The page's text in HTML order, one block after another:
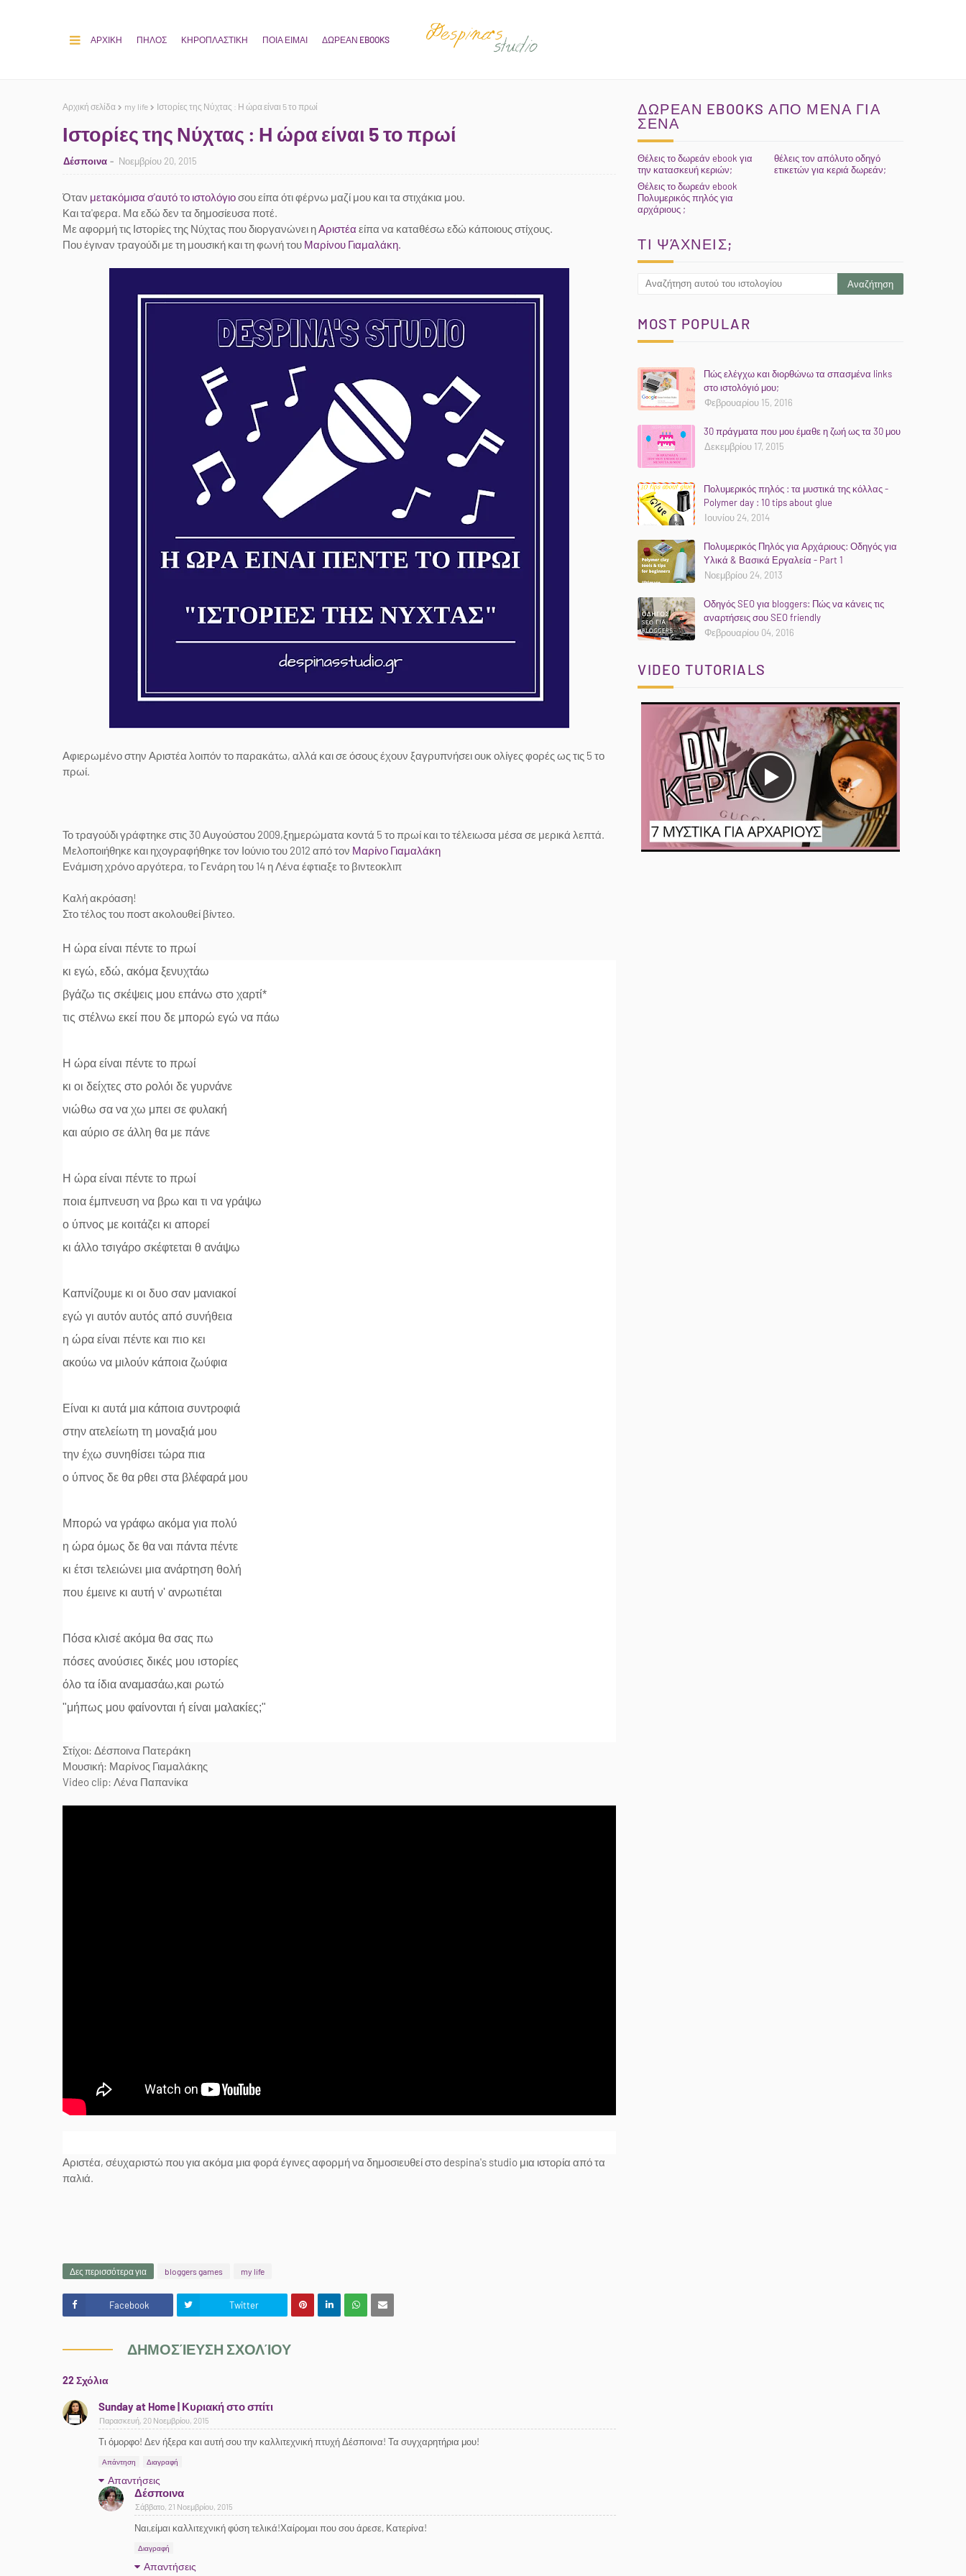
ΑΡΧΙΚΗ ΠΗΛΟΣ ΚΗΡΟΠΛΑΣΤΙΚΗ ΠΟΙΑ ΕΙΜΑΙ ΔΩΡΕΑΝ EBOOKS
Αρχική σελίδα my life Ιστορίες της Νύχτας : Η ώρα είναι 5 το πρωί
Ιστορίες της Νύχτας : Η ώρα είναι 5 το πρωί
Δέσποινα Νοεμβρίου 20, 2015
Όταν μετακόμισα σ'αυτό το ιστολόγιοσου είπα ότι φέρνω μαζί μου και τα στιχάκια μου.
Και τα'φερα. Μα εδώ δεν τα δημοσίευσα ποτέ.
Με αφορμή τις Ιστορίες της Νύχτας που διοργανώνει ηΑριστέα είπα να καταθέσω εδώ κάποιους στίχους.
Που έγιναν τραγούδι με τη μουσική και τη φωνή του Μαρίνου Γιαμαλάκη.
Αφιερωμένο στην Αριστέα λοιπόν το παρακάτω, αλλά και σε όσους έχουν ξαγρυπνήσει ουκ ολίγες φορές ως τις 5 το
πρωί.
Το τραγούδι γράφτηκε στις 30 Αυγούστου 2009,ξημερώματα κοντά 5 το πρωί και το τέλειωσα μέσα σε μερικά λεπτά.
Μελοποιήθηκε και ηχογραφήθηκε τον Ιούνιο του 2012 από τον Μαρίνο Γιαμαλάκη
Ενάμιση χρόνο αργότερα, το Γενάρη του 14 η Λένα έφτιαξε το βιντεοκλιπ
Καλή ακρόαση!
Στο τέλος του ποστ ακολουθεί βίντεο.
Η ώρα είναι πέντε το πρωί
κι εγώ, εδώ, ακόμα ξενυχτάω
βγάζω τις σκέψεις μου επάνω στο χαρτί*
τις στέλνω εκεί που δε μπορώ εγώ να πάω
Η ώρα είναι πέντε το πρωί
κι οι δείχτες στο ρολόι δε γυρνάνε
νιώθω σα να χω μπει σε φυλακή
και αύριο σε άλλη θα με πάνε
Η ώρα είναι πέντε το πρωί
ποια έμπνευση να βρω και τι να γράψω
ο ύπνος με κοιτάζει κι απορεί
κι άλλο τσιγάρο σκέφτεται θ ανάψω
Καπνίζουμε κι οι δυο σαν μανιακοί
εγώ γι αυτόν αυτός από συνήθεια
η ώρα είναι πέντε και πιο κει
ακούω να μιλούν κάποια ζωύφια
Είναι κι αυτά μια κάποια συντροφιά
στην ατελείωτη τη μοναξιά μου
την έχω συνηθίσει τώρα πια
ο ύπνος δε θα ρθει στα βλέφαρά μου
Μπορώ να γράφω ακόμα για πολύ
η ώρα όμως δε θα ναι πάντα πέντε
κι έτσι τελειώνει μια ανάρτηση θολή
που έμεινε κι αυτή ν' ανρωτιέται
Πόσα κλισέ ακόμα θα σας πω
πόσες ανούσιες δικές μου ιστορίες
όλο τα ίδια αναμασάω,και ρωτώ
"μήπως μου φαίνονται ή είναι μαλακίες;"
Στίχοι: Δέσποινα Πατεράκη
Μουσική: Μαρίνος Γιαμαλάκης
Video clip: Λένα Παπανίκα
Αριστέα, σέυχαριστώ που για ακόμα μια φορά έγινες αφορμή να δημοσιευθεί στο despina's studio μια ιστορία από τα
παλιά.
Δες περισσότερα για bloggers games my life
Facebook Twitter
ΔΗΜΟΣΊΕΥΣΗ ΣΧΟΛΊΟΥ
22 Σχόλια
Sunday at Home | Κυριακή στο σπίτι
Παρασκευή, 20 Νοεμβρίου, 2015
Τι όμορφο! Δεν ήξερα και αυτή σου την καλλιτεχνική πτυχή Δέσποινα! Τα συγχαρητήρια μου!
Απάντηση Διαγραφή
Απαντήσεις
Δέσποινα
Σάββατο, 21 Νοεμβρίου, 2015
Ναι,είμαι καλλιτεχνική φύση τελικά!Χαίρομαι που σου άρεσε, Κατερίνα!
Διαγραφή
Απαντήσεις
ΔΩΡΕΑΝ EBOOKS ΑΠΟ ΜΕΝΑ ΓΙΑ
ΣΕΝΑ
Θέλεις το δωρεάν ebook για
την κατασκευή κεριών;
θέλεις τον απόλυτο οδηγό
ετικετών για κεριά δωρεάν;
Θέλεις το δωρεάν ebook
Πολυμερικός πηλός για
αρχάριους ;
ΤΙ ΨΆΧΝΕΙΣ;
MOST POPULAR
Πώς ελέγχω και διορθώνω τα σπασμένα links
στο ιστολόγιό μου;
Φεβρουαρίου 15, 2016
30 πράγματα που μου έμαθε η ζωή ως τα 30 μου
Δεκεμβρίου 17, 2015
Πολυμερικός πηλός : τα μυστικά της κόλλας -
Polymer day : 10 tips about glue
Ιουνίου 24, 2014
Πολυμερικός Πηλός για Αρχάριους: Οδηγός για
Υλικά & Βασικά Εργαλεία - Part 1
Νοεμβρίου 24, 2013
Οδηγός SEO για bloggers: Πώς να κάνεις τις
αναρτήσεις σου SEO friendly
Φεβρουαρίου 04, 2016
VIDEO TUTORIALS